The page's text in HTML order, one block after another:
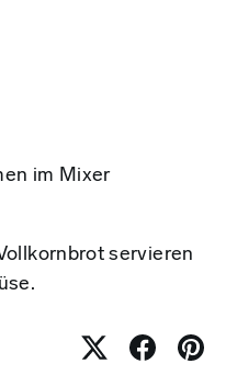
im Mixer
servieren